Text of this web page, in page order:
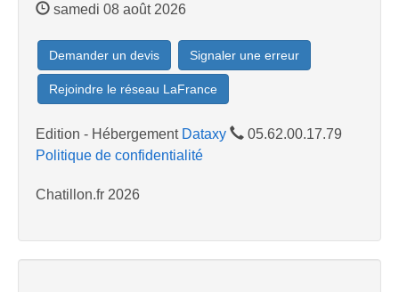
samedi 08 août 2026
Demander un devis Signaler une erreur
Rejoindre le réseau LaFrance
Edition - Hébergement Dataxy
05.62.00.17.79
Politique de confidentialité
Chatillon.fr 2026